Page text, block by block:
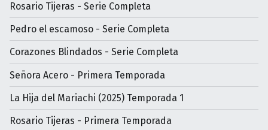
Rosario Tijeras - Serie Completa
Pedro el escamoso - Serie Completa
Corazones Blindados - Serie Completa
Señora Acero - Primera Temporada
La Hija del Mariachi (2025) Temporada 1
Rosario Tijeras - Primera Temporada